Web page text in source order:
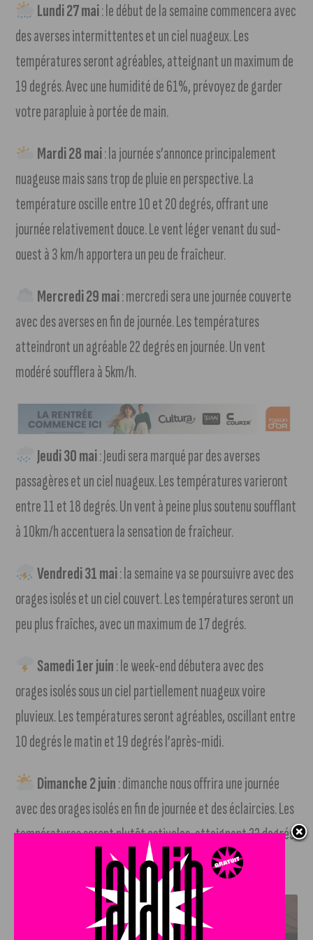
Lundi 27 mai: le début de la semaine commencera avec
des averses intermittentes et un ciel nuageux. Les
températures seront agréables, atteignant un maximum de
19 degrés. Avec une humidité de 61%, prévoyez de garder
votre parapluie à portée de main.
Mardi 28 mai: la journée s’annonce principalement
nuageuse mais sans trop de pluie en perspective. La
température oscille entre 10 et 20 degrés, offrant une
journée relativement douce. Le vent léger venant du sud-
ouest à 3 km/h apportera un peu de fraîcheur.
Mercredi 29 mai: mercredi sera une journée couverte
avec des averses en fin de journée. Les températures
atteindront un agréable 22 degrés en journée. Un vent
modéré soufflera à 5km/h.
Jeudi 30 mai: Jeudi sera marqué par des averses
passagères et un ciel nuageux. Les températures varieront
entre 11 et 18 degrés. Un vent à peine plus soutenu soufflant
à 10km/h accentuera la sensation de fraîcheur.
Vendredi 31 mai: la semaine va se poursuivre avec des
orages isolés et un ciel couvert. Les températures seront un
peu plus fraîches, avec un maximum de 17 degrés.
Samedi 1er juin: le week-end débutera avec des
orages isolés sous un ciel partiellement nuageux voire
pluvieux. Les températures seront agréables, oscillant entre
10 degrés le matin et 19 degrés l’après-midi.
Dimanche 2 juin: dimanche nous offrira une journée
avec des orages isolés en fin de journée et des éclaircies. Les
températures seront plutôt estivales, atteignant 22 degrés.
J'AIME LE DFCO